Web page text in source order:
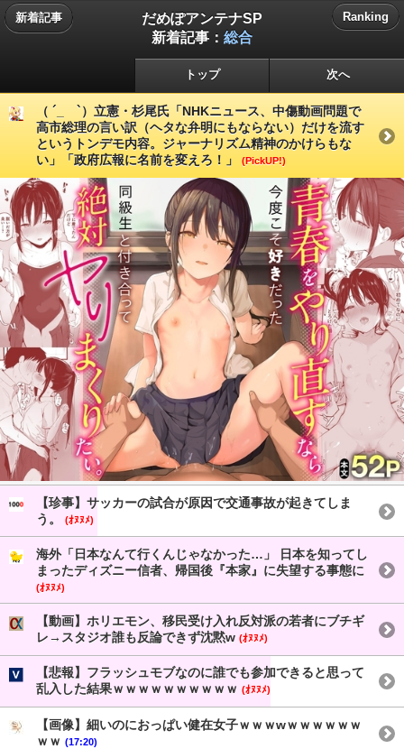
新着記事
だめぽアンテナSP
新着記事： 総合
Ranking
トップ 次へ
（ ´_ゝ`）立憲・杉尾氏「NHKニュース、中傷動画問題で
高市総理の言い訳（ヘタな弁明にもならない）だけを流す
というトンデモ内容。ジャーナリズム精神のかけらもな
い」「政府広報に名前を変えろ！」
(PickUP!)
【珍事】サッカーの試合が原因で交通事故が起きてしま
う。
(ｵﾇﾇﾒ)
海外「日本なんて行くんじゃなかった…」 日本を知ってし
まったディズニー信者、帰国後『本家』に失望する事態に
(ｵﾇﾇﾒ)
【動画】ホリエモン、移民受け入れ反対派の若者にブチギ
レ→スタジオ誰も反論できず沈黙w (ｵﾇﾇﾒ)
【悲報】フラッシュモブなのに誰でも参加できると思って
乱入した結果ｗｗｗｗｗｗｗｗｗｗ (ｵﾇﾇﾒ)
【画像】細いのにおっぱい健在女子ｗｗｗwｗｗｗｗｗｗ
ｗｗ (17:20)